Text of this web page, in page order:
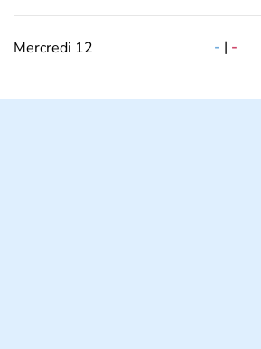
Mercredi 12 - | -